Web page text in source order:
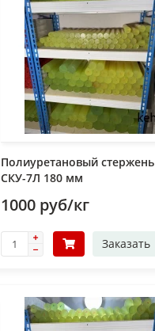
Полиуретановый стержень
СКУ-7Л 180 мм
1000 руб/кг
Заказать